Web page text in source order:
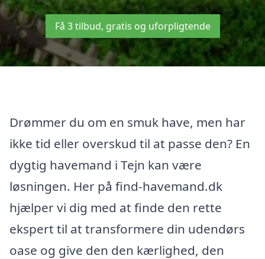
Få 3 tilbud, gratis og uforpligtende
Drømmer du om en smuk have, men har
ikke tid eller overskud til at passe den? En
dygtig havemand i Tejn kan være
løsningen. Her på find-havemand.dk
hjælper vi dig med at finde den rette
ekspert til at transformere din udendørs
oase og give den den kærlighed, den